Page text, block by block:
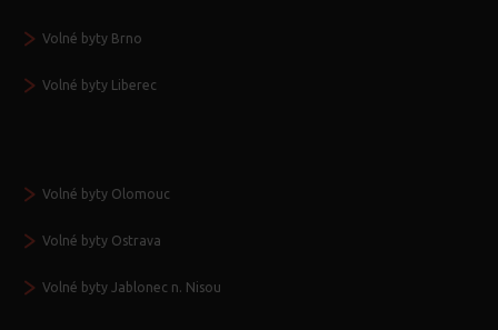
Volné byty Brno
Volné byty Liberec
Volné byty Olomouc
Volné byty Ostrava
Volné byty Jablonec n. Nisou